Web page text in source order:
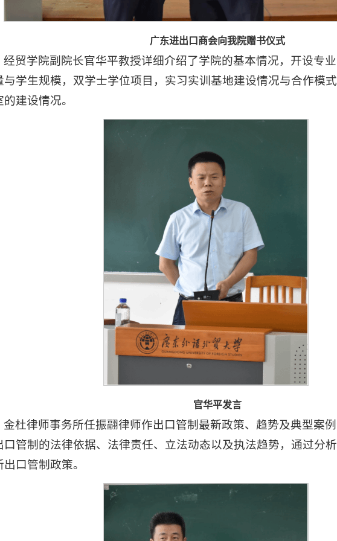
广东进出口商会向我院赠书仪式
经贸学院副院长官华平教授详细介绍了学院的基本情况，开设专
与学生规模，双学士学位项目，实习实训基地建设情况与合作模
建设情况。
官华平发言
金杜律师事务所任振翮律师作出口管制最新政策、趋势及典型案
口管制的法律依据、法律责任、立法动态以及执法趋势，通过分
出口管制政策。